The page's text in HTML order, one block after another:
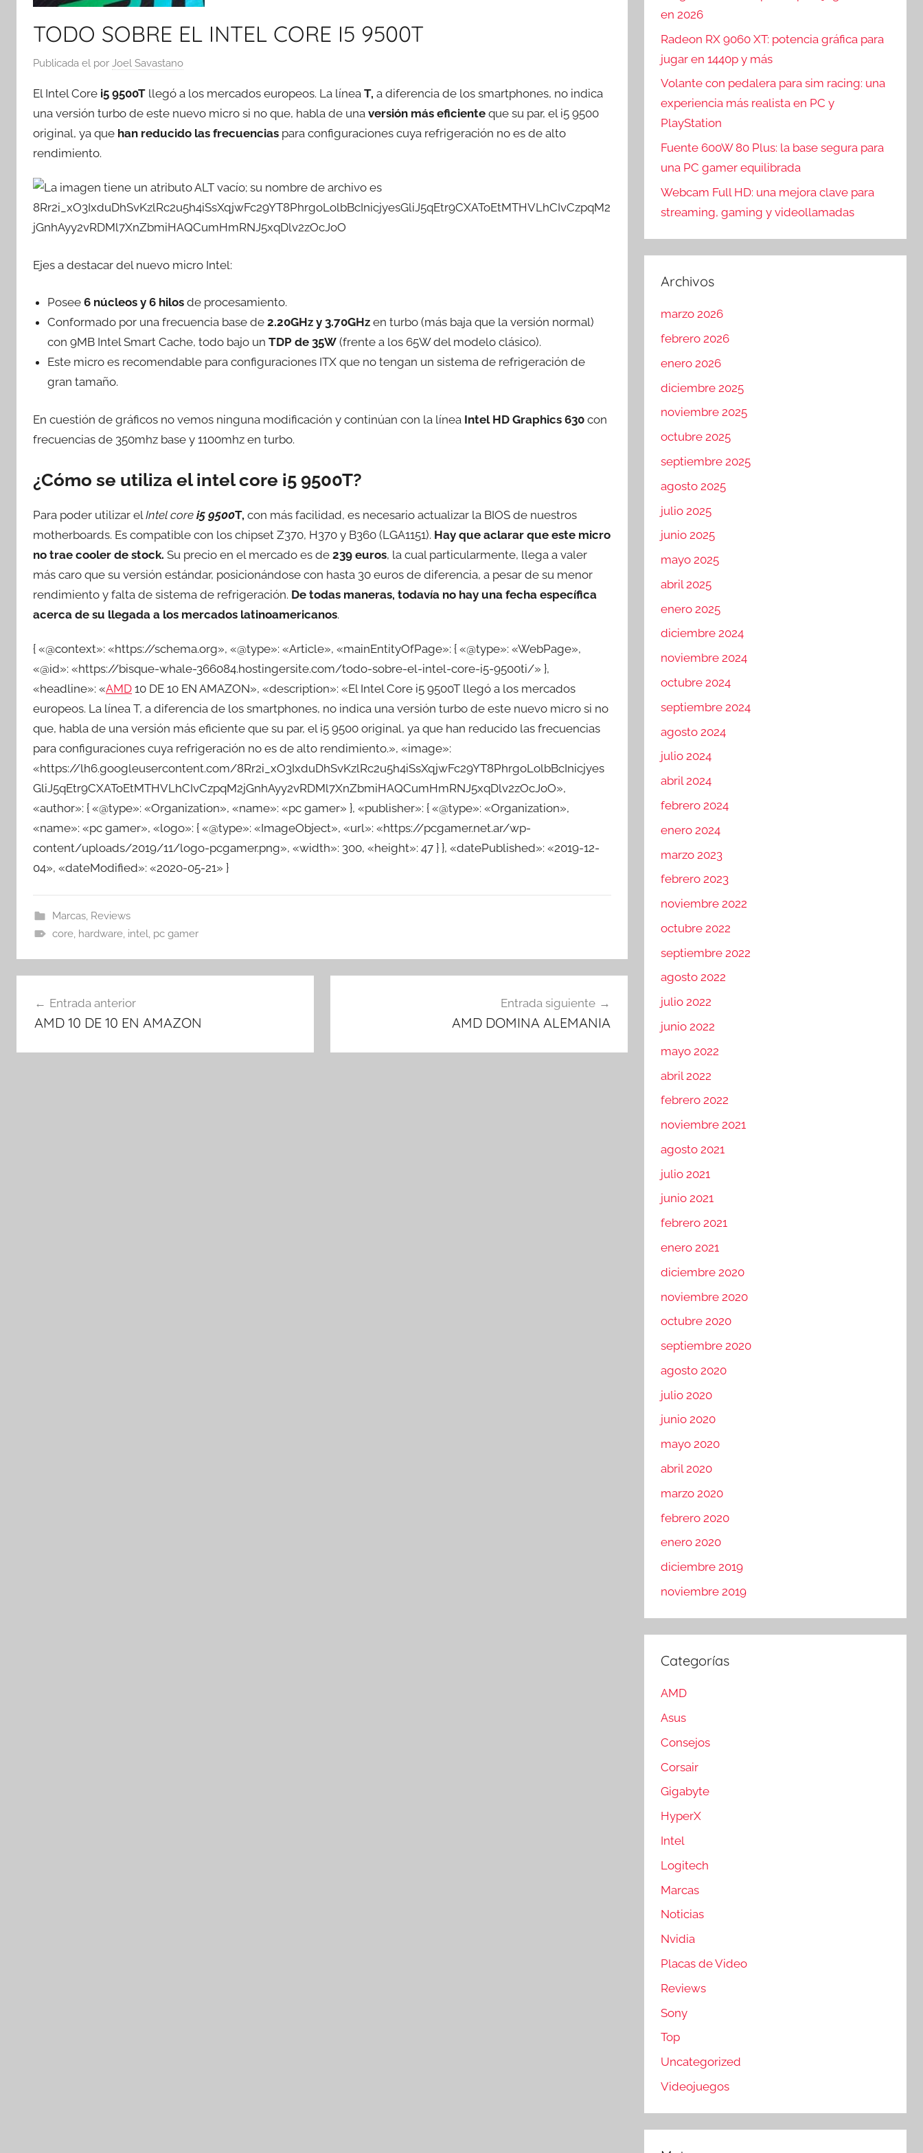
TODO SOBRE EL INTEL CORE I5 9500T
Publicada el por Joel Savastano
El Intel Core i5 9500T llegó a los mercados europeos. La línea T, a diferencia de los smartphones, no indica
una versión turbo de este nuevo micro si no que, habla de una versión más eficiente que su par, el i5 9500
original, ya que han reducido las frecuencias para configuraciones cuya refrigeración no es de alto
rendimiento.
Ejes a destacar del nuevo micro Intel:
Posee6 núcleos y 6 hilos de procesamiento.
Conformado por una frecuencia base de2.20GHz y 3.70GHz en turbo (más baja que la versión normal)
con 9MB Intel Smart Cache, todo bajo unTDP de 35W (frente a los 65W del modelo clásico).
Este micro es recomendable para configuraciones ITX que no tengan un sistema de refrigeración de
gran tamaño.
En cuestión de gráficos no vemos ninguna modificación y continúan con la línea Intel HD Graphics 630 con
frecuencias de 350mhz base y 1100mhz en turbo.
¿Cómo se utiliza el intel core i5 9500T?
Para poder utilizar elIntel core i5 9500T, con más facilidad, es necesario actualizar la BIOS de nuestros
motherboards. Es compatible con los chipset Z370, H370 y B360 (LGA1151). Hay que aclarar que este micro
no trae cooler de stock. Su precio en el mercado es de 239 euros, la cual particularmente, llega a valer
más caro que su versión estándar, posicionándose con hasta 30 euros de diferencia, a pesar de su menor
rendimiento y falta de sistema de refrigeración. De todas maneras, todavía no hay una fecha específica
acerca de su llegada a los mercados latinoamericanos.
{ «@context»: «https://schema.org», «@type»: «Article», «mainEntityOfPage»: { «@type»: «WebPage»,
«@id»: «https://bisque-whale-366084.hostingersite.com/todo-sobre-el-intel-core-i5-9500ti/» },
«headline»: «AMD 10 DE 10 EN AMAZON», «description»: «El Intel Core i5 9500T llegó a los mercados
europeos. La línea T, a diferencia de los smartphones, no indica una versión turbo de este nuevo micro si no
que, habla de una versión más eficiente que su par, el i5 9500 original, ya que han reducido las frecuencias
para configuraciones cuya refrigeración no es de alto rendimiento.», «image»:
«https://lh6.googleusercontent.com/8Rr2i_xO3IxduDhSvKzlRc2u5h4iSsXqjwFc29YT8PhrgoLolbBcInicjyes
GliJ5qEtr9CXAToEtMTHVLhCIvCzpqM2jGnhAyy2vRDMl7XnZbmiHAQCumHmRNJ5xqDlv2zOcJoO»,
«author»: { «@type»: «Organization», «name»: «pc gamer» }, «publisher»: { «@type»: «Organization»,
«name»: «pc gamer», «logo»: { «@type»: «ImageObject», «url»: «https://pcgamer.net.ar/wp-
content/uploads/2019/11/logo-pcgamer.png», «width»: 300, «height»: 47 } }, «datePublished»: «2019-12-
04», «dateModified»: «2020-05-21» }
Marcas, Reviews
core, hardware, intel, pc gamer
de
Entrada anterior
AMD 10 DE 10 EN AMAZON
Entrada siguiente
AMD DOMINA ALEMANIA
en 2026
Radeon RX 9060 XT: potencia gráfica para
jugar en 1440p y más
Volante con pedalera para sim racing: una
experiencia más realista en PC y
PlayStation
Fuente 600W 80 Plus: la base segura para
una PC gamer equilibrada
Webcam Full HD: una mejora clave para
streaming, gaming y videollamadas
Archivos
marzo 2026
febrero 2026
enero 2026
diciembre 2025
noviembre 2025
octubre 2025
septiembre 2025
agosto 2025
julio 2025
junio 2025
mayo 2025
abril 2025
enero 2025
diciembre 2024
noviembre 2024
octubre 2024
septiembre 2024
agosto 2024
julio 2024
abril 2024
febrero 2024
enero 2024
marzo 2023
febrero 2023
noviembre 2022
octubre 2022
septiembre 2022
agosto 2022
julio 2022
junio 2022
mayo 2022
abril 2022
febrero 2022
noviembre 2021
agosto 2021
julio 2021
junio 2021
febrero 2021
enero 2021
diciembre 2020
noviembre 2020
octubre 2020
septiembre 2020
agosto 2020
julio 2020
junio 2020
mayo 2020
abril 2020
marzo 2020
febrero 2020
enero 2020
diciembre 2019
noviembre 2019
Categorías
AMD
Asus
Consejos
Corsair
Gigabyte
HyperX
Intel
Logitech
Marcas
Noticias
Nvidia
Placas de Video
Reviews
Sony
Top
Uncategorized
Videojuegos